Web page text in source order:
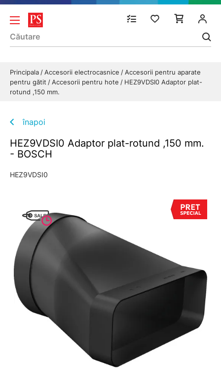
Principala Accesorii electrocasnice
Accesorii pentru aparate
pentru gătit
Accesorii pentru hote
HEZ9VDSI0 Adaptor plat-
rotund ,150 mm.
înapoi
HEZ9VDSI0 Adaptor plat-rotund ,150 mm.
- BOSCH
HEZ9VDSI0